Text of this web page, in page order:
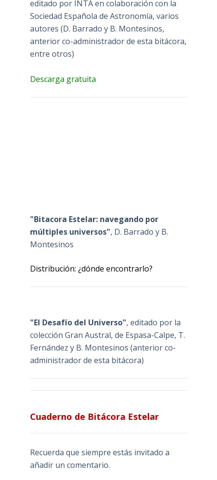
editado por INTA en colaboración con la
Sociedad Española de Astronomía, varios
autores (D. Barrado y B. Montesinos,
anterior co-administrador de esta bitácora,
entre otros)
Descarga gratuita
"Bitacora Estelar: navegando por
múltiples universos", D. Barrado y B.
Montesinos
Distribución: ¿dónde encontrarlo?
"El Desafío del Universo", editado por la
colección Gran Austral, de Espasa-Calpe, T.
Fernández y B. Montesinos (anterior co-
administrador de esta bitácora)
Cuaderno de Bitácora Estelar
Recuerda que siempre estás invitado a
añadir un comentario.